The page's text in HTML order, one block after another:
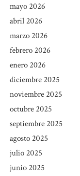
mayo 2026
abril 2026
marzo 2026
febrero 2026
enero 2026
diciembre 2025
noviembre 2025
octubre 2025
septiembre 2025
agosto 2025
julio 2025
junio 2025